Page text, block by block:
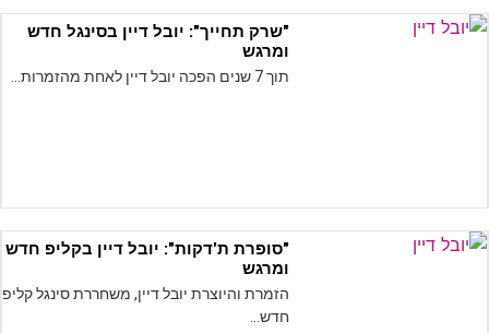
"שרק תחייך": יובל דיין בסינגל חדש
ומרגש
תוך 7 שנים הפכה יובל דיין לאחת מהזמרות…
"סופרת ת'דקות": יובל דיין בקליפ חדש
ומרגש
הזמרת והיוצרת יובל דיין, משחררת סינגל קליפ
חדש…
כתבות
לוח הופעות